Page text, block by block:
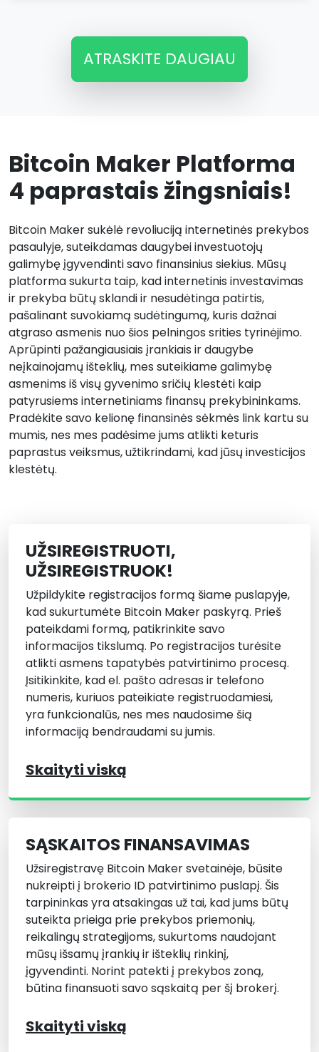
ATRASKITE DAUGIAU
Bitcoin Maker Platforma
4 paprastais žingsniais!
Bitcoin Maker sukėlė revoliuciją internetinės prekybos
pasaulyje, suteikdamas daugybei investuotojų
galimybę įgyvendinti savo finansinius siekius. Mūsų
platforma sukurta taip, kad internetinis investavimas
ir prekyba būtų sklandi ir nesudėtinga patirtis,
pašalinant suvokiamą sudėtingumą, kuris dažnai
atgraso asmenis nuo šios pelningos srities tyrinėjimo.
Aprūpinti pažangiausiais įrankiais ir daugybe
neįkainojamų išteklių, mes suteikiame galimybę
asmenims iš visų gyvenimo sričių klestėti kaip
patyrusiems internetiniams finansų prekybininkams.
Pradėkite savo kelionę finansinės sėkmės link kartu su
mumis, nes mes padėsime jums atlikti keturis
paprastus veiksmus, užtikrindami, kad jūsų investicijos
klestėtų.
UŽSIREGISTRUOTI,
UŽSIREGISTRUOK!
Užpildykite registracijos formą šiame puslapyje,
kad sukurtumėte Bitcoin Maker paskyrą. Prieš
pateikdami formą, patikrinkite savo
informacijos tikslumą. Po registracijos turėsite
atlikti asmens tapatybės patvirtinimo procesą.
Įsitikinkite, kad el. pašto adresas ir telefono
numeris, kuriuos pateikiate registruodamiesi,
yra funkcionalūs, nes mes naudosime šią
informaciją bendraudami su jumis.
Skaityti viską
SĄSKAITOS FINANSAVIMAS
Užsiregistravę Bitcoin Maker svetainėje, būsite
nukreipti į brokerio ID patvirtinimo puslapį. Šis
tarpininkas yra atsakingas už tai, kad jums būtų
suteikta prieiga prie prekybos priemonių,
reikalingų strategijoms, sukurtoms naudojant
mūsų išsamų įrankių ir išteklių rinkinį,
įgyvendinti. Norint patekti į prekybos zoną,
būtina finansuoti savo sąskaitą per šį brokerį.
Skaityti viską